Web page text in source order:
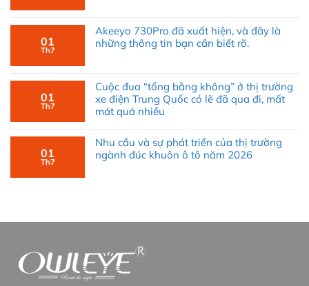
01
Th7
Akeeyo 730Pro đã xuất hiện, và đây là
những thông tin bạn cần biết rõ.
01
Th7
Cuộc đua “tổng bằng không” ở thị trường
xe điện Trung Quốc có lẽ đã qua đi, mất
mát quá nhiều
01
Th7
Nhu cầu và sự phát triển của thị trường
ngành đúc khuôn ô tô năm 2026